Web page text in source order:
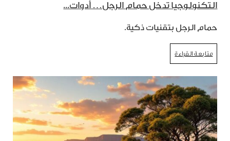
التكنولوجيا تدخل حمام الرجل… أدوات...
حمام الرجل بتقنيات ذكية.
متابعة القراءة